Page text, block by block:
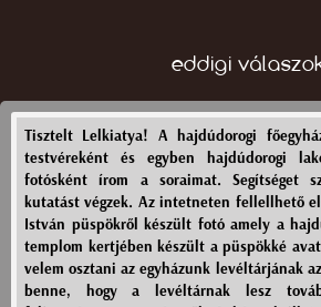
eddigi
Tisztelt Lelkiatya! A hajdúdorogi
testvéreként és egyben hajdúdorogi
fotósként írom a soraimat. Segítséget
kutatást végzek. Az intetneten fellellhető
István püspökről készült fotó amely a
templom kertjében készült a püspökké
velem osztani az egyházunk levéltárjának
benne, hogy a levéltárnak lesz